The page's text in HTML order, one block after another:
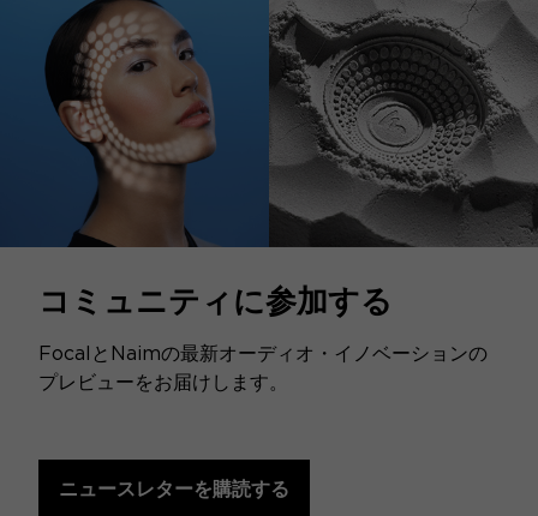
コミュニティに参加する
FocalとNaimの最新オーディオ・イノベーションの
プレビューをお届けします。
ニュースレターを購読する